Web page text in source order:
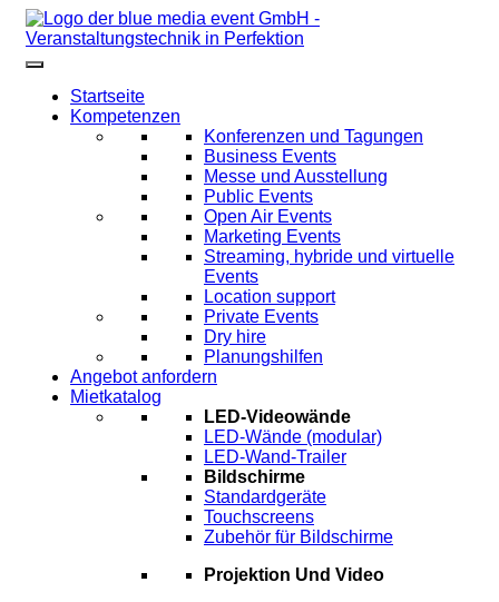
Startseite
Kompetenzen
Konferenzen und Tagungen
Business Events
Messe und Ausstellung
Public Events
Open Air Events
Marketing Events
Streaming, hybride und virtuelle
Events
Location support
Private Events
Dry hire
Planungshilfen
Angebot anfordern
Mietkatalog
LED-Videowände
LED-Wände (modular)
LED-Wand-Trailer
Bildschirme
Standardgeräte
Touchscreens
Zubehör für Bildschirme
Projektion Und Video